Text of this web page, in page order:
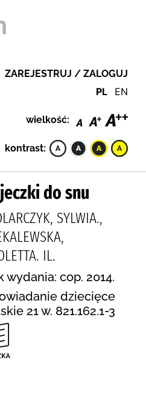
ZAREJESTRUJ / ZALOGUJ
PL EN
wielkość:
kontrast:
do snu
SYLWIA.,
IL.
wydania: cop. 2014.
dziecięce
21 w. 821.162.1-3